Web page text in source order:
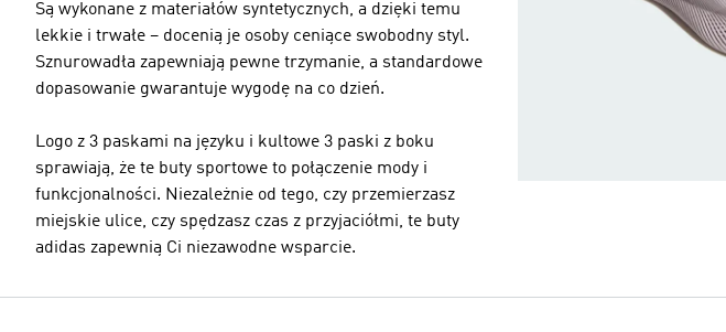
Są wykonane z materiałów syntetycznych, a dzięki temu
lekkie i trwałe – docenią je osoby ceniące swobodny styl.
Sznurowadła zapewniają pewne trzymanie, a standardowe
dopasowanie gwarantuje wygodę na co dzień.
Logo z 3 paskami na języku i kultowe 3 paski z boku
sprawiają, że te buty sportowe to połączenie mody i
funkcjonalności. Niezależnie od tego, czy przemierzasz
miejskie ulice, czy spędzasz czas z przyjaciółmi, te buty
adidas zapewnią Ci niezawodne wsparcie.